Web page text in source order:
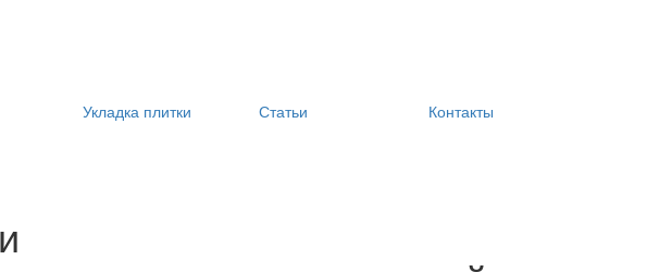
Укладка плитки Статьи Контакты